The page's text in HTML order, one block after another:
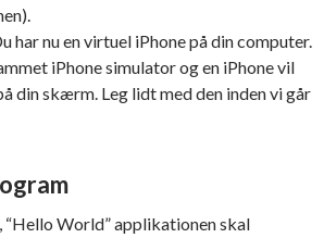
har nu en virtuel iPhone på din computer.
iPhone simulator og en iPhone vil
din skærm. Leg lidt med den inden vi går
“Hello World” applikationen skal